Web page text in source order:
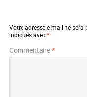
Votre adresse e-mail ne sera
indiqués avec *
Commentaire*